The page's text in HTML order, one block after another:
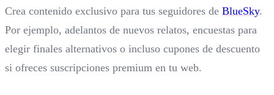
Crea contenido exclusivo para tus seguidores de BlueSky.
Por ejemplo, adelantos de nuevos relatos, encuestas para
elegir finales alternativos o incluso cupones de descuento
si ofreces suscripciones premium en tu web.